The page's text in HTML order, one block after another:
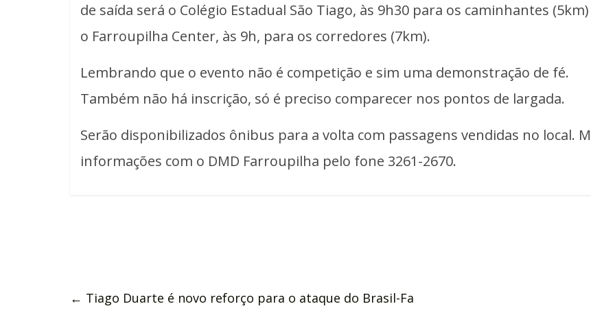
de saída será o Colégio Estadual São Tiago, às 9h30 para os caminhantes (5km)
o Farroupilha Center, às 9h, para os corredores (7km).
Lembrando que o evento não é competição e sim uma demonstração de fé.
Também não há inscrição, só é preciso comparecer nos pontos de largada.
Serão disponibilizados ônibus para a volta com passagens vendidas no local.
informações com o DMD Farroupilha pelo fone 3261-2670.
← Tiago Duarte é novo reforço para o ataque do Brasil-Fa